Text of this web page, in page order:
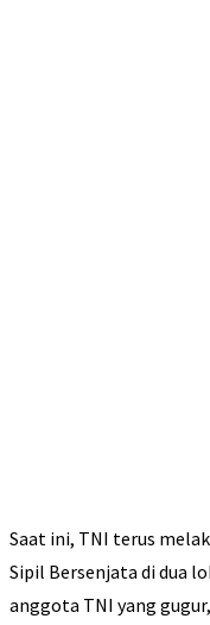
Saat ini, TNI terus
Sipil Bersenjata di dua
anggota TNI yang